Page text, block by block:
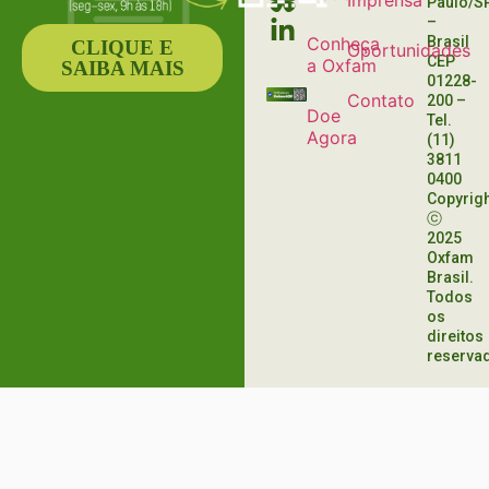
Conheça
a Oxfam
Doe
Agora
Oportunidades
Contato
–
Brasil
CEP
01228-
200 –
Tel.
(11)
3811
0400
ⓒ
2025
Oxfam
Brasil.
Todos
os
direitos
CLIQUE E
SAIBA MAIS